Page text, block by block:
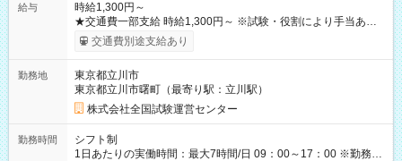
給与
時給1,300円～
★交通費一部支給 時給1,300円～ ※試験・役割により手当あり
※勤務回数により昇給あり 【即給（前払い）オプションあ
り！】 希望される場合、勤務から1週間ほどで給与の一部を受け
例】 ・河合塾模擬試験 8:30～17:30（休憩1時間） 時給1,300円
×8時間＝日収10,400円＋交通費 ※当日の役割により時給＋100
円の場合あり ・国家試験 7:00～13:30（休憩なし） 時給1,300
円（役割手当＋100円）×6時間＝日収8,400円＋交通費 【試用期
間】試用期間なし
交通費別途支給あり
勤務地
東京都立川市
東京都立川市曙町（最寄り駅：立川駅）
株式会社全国試験運営センター
勤務時間
シフト制
1日あたりの実働時間：最大7時間/日 09：00～17：00 ※勤務時